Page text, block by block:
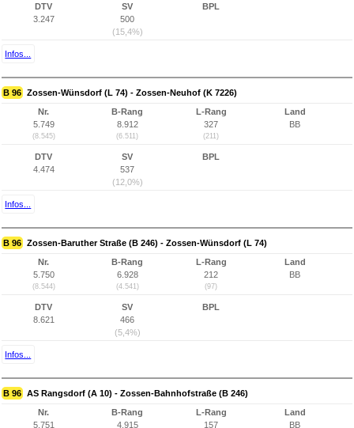
DTV
3.247
SV
500
(15,4%)
BPL
Infos...
B 96 Zossen-Wünsdorf (L 74) - Zossen-Neuhof (K 7226)
Nr.
5.749
(8.545)
B-Rang
8.912
(6.511)
L-Rang
327
(211)
Land
BB
DTV
4.474
SV
537
(12,0%)
BPL
Infos...
B 96 Zossen-Baruther Straße (B 246) - Zossen-Wünsdorf (L 74)
Nr.
5.750
(8.544)
B-Rang
6.928
(4.541)
L-Rang
212
(97)
Land
BB
DTV
8.621
SV
466
(5,4%)
BPL
Infos...
B 96 AS Rangsdorf (A 10) - Zossen-Bahnhofstraße (B 246)
Nr.
5.751
B-Rang
4.915
L-Rang
157
Land
BB